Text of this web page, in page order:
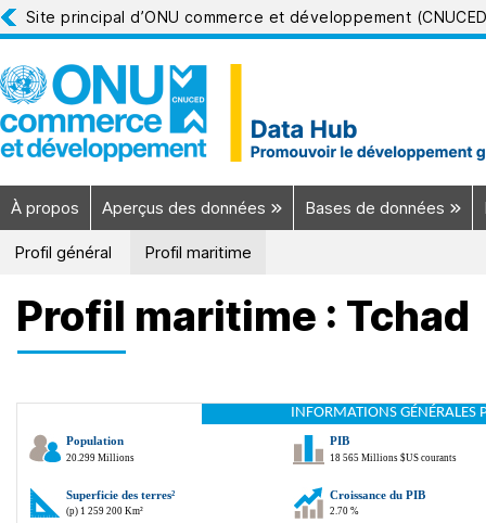
Site principal d’ONU commerce et développement
À propos Aperçus des données Bases de données
Profil général Profil maritime
Profil maritime : Tchad
INFORMATIONS GÉNÉRALES
Population PIB
20.299 Millions 18 565 Millions $US courants
Superficie des terres² Croissance du PIB
(p) 1 259 200 Km² 2.70 %